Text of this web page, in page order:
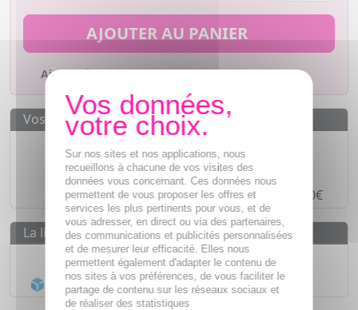
AJOUTER AU PANIER
Ajouter à mes favoris
Vos avantages
Paiement en ligneSÉCURISÉ
Paiement en4 fois sans fraisà partir de 30€
La livraison
Livraison gratuite dès55€
Acheminement Chronoposten 24h*
Sur nos sites et nos applications, nous
recueillons à chacune de vos visites des
données vous concernant. Ces données nous
permettent de vous proposer les offres et
services les plus pertinents pour vous, et de
vous adresser, en direct ou via des partenaires,
des communications et publicités personnalisées
et de mesurer leur efficacité. Elles nous
permettent également d'adapter le contenu de
nos sites à vos préférences, de vous faciliter le
partage de contenu sur les réseaux sociaux et
de réaliser des statistiques